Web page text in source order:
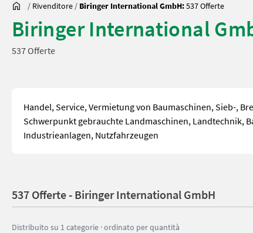
/ Rivenditore / Biringer International GmbH:537 Offerte
Biringer International
537 Offerte
Handel, Service, Vermietung von Baumaschinen, Sieb-,
Schwerpunkt gebrauchte Landmaschinen, Landtechnik,
Industrieanlagen, Nutzfahrzeugen
537 Offerte - Biringer International GmbH
Distribuito su 1 categorie · ordinato per quantità